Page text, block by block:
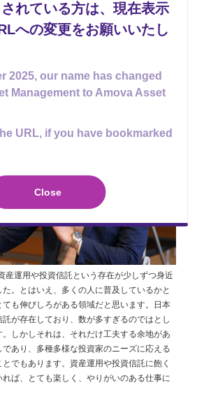
か上達せず苦戦しています(笑)
る人に一言アドバイスするとし
産運用や投資信託という存在が少しずつ身近
。とはいえ、多くの人に普及しているかと
も伸びしろがある領域だと思います。日本
が存在しており、数が多すぎるのではとし
しかしそれは、それだけ工夫する余地があ
あり、多種多様な投資家のニーズに応える
でもあります。資産運用や投資信託に飽く
ば、とても楽しく、やりがいのある仕事に
れている方は、現在表示
への変更をお願いいたし
2025, our name has changed
Management to Amova Asset
URL, if you have bookmarked
Close